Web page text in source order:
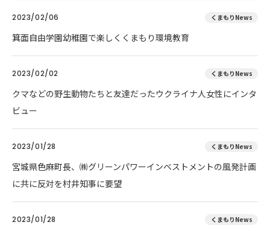
2023/02/06 くまもりNews
箕面自由学園幼稚園で楽しくくまもり環境教育
2023/02/02 くまもりNews
クマなどの野生動物たちと友達だったウクライナ人女性にインタ
ビュー
2023/01/28 くまもりNews
宮城県色麻町長、㈱グリーンパワーインベストメントの風発計画
に共に反対を村井知事に要望
2023/01/28 くまもりNews